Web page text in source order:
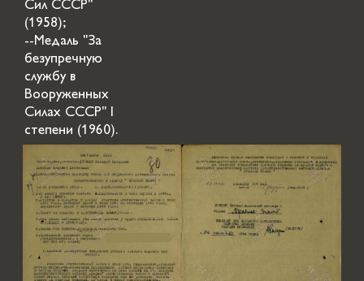
Сил СССР"
(1958);
--Медаль "За
безупречную
службу в
Вооруженных
Силах СССР" I
степени (1960).